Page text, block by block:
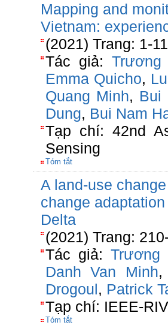
Mapping and
Vietnam:
(2021) Trang: 1-11
Tác giả: Trương
Emma Quicho,
Quang Minh, Bui
Dung, Bui Nam
Tạp chí: 42nd
Sensing
Tóm tắt
A land-use
change
Delta
(2021) Trang:
Tác giả: Trương
Danh Van Minh
Drogoul, Patrick
Tạp chí: IEEE-
Tóm tắt